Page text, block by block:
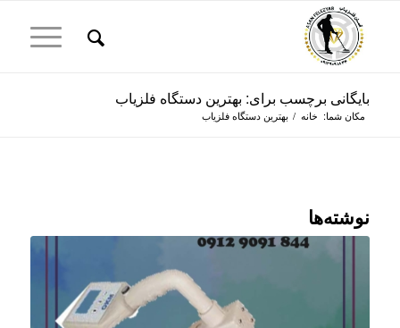
بایگانی برچسب برای: بهترین دستگاه فلزیاب
مکان شما: خانه / بهترین دستگاه فلزیاب
نوشته‌ها